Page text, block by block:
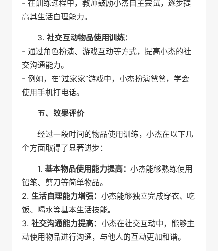
- 在训练过程中，教师鼓励小杰自主尝试，逐步提
高其生活自理能力。
3. 社交互动物品使用训练：
- 通过角色扮演、游戏互动等方式，提高小杰的社
交沟通能力。
- 例如，在“过家家”游戏中，小杰扮演爸爸，学会
使用手机打电话。
五、效果评价
经过一段时间的物品使用训练，小杰在以下几
个方面取得了显著进步：
1. 基本物品使用能力提高： 小杰能够熟练使用
铅笔、剪刀等简单物品。
2. 生活自理能力增强： 小杰能够独立完成穿衣、吃
饭、喝水等基本生活技能。
3. 社交沟通能力提高： 小杰在社交互动中，能够主
动使用物品进行沟通，与他人的互动更加和谐。